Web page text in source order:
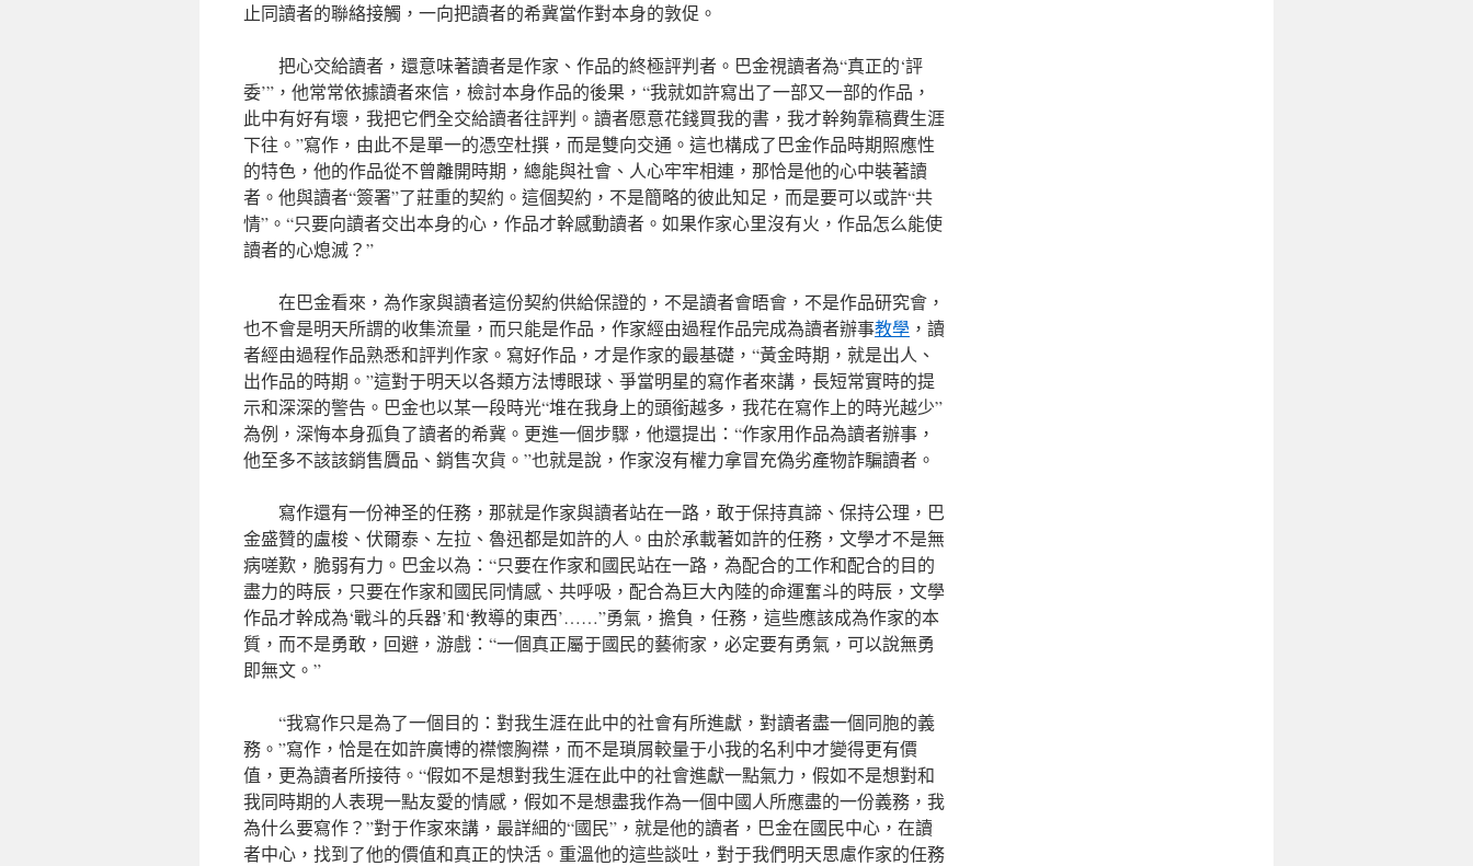
止同讀者的聯絡接觸，一向把讀者的希冀當作對本身的敦促。
把心交給讀者，還意味著讀者是作家、作品的終極評判者。巴金視讀者為“真正的‘評
委’”，他常常依據讀者來信，檢討本身作品的後果，“我就如許寫出了一部又一部的作品，
此中有好有壞，我把它們全交給讀者往評判。讀者愿意花錢買我的書，我才幹夠靠稿費生涯
下往。”寫作，由此不是單一的憑空杜撰，而是雙向交通。這也構成了巴金作品時期照應性
的特色，他的作品從不曾離開時期，總能與社會、人心牢牢相連，那恰是他的心中裝著讀
者。他與讀者“簽署”了莊重的契約。這個契約，不是簡略的彼此知足，而是要可以或許“共
情”。“只要向讀者交出本身的心，作品才幹感動讀者。如果作家心里沒有火，作品怎么能使
讀者的心熄滅？”
在巴金看來，為作家與讀者這份契約供給保證的，不是讀者會晤會，不是作品研究會，
也不會是明天所謂的收集流量，而只能是作品，作家經由過程作品完成為讀者辦事教學 ，讀
者經由過程作品熟悉和評判作家。寫好作品，才是作家的最基礎，“黃金時期，就是出人、
出作品的時期。”這對于明天以各類方法博眼球、爭當明星的寫作者來講，長短常實時的提
示和深深的警告。巴金也以某一段時光“堆在我身上的頭銜越多，我花在寫作上的時光越少”
為例，深悔本身孤負了讀者的希冀。更進一個步驟，他還提出：“作家用作品為讀者辦事，
他至多不該該銷售贗品、銷售次貨。”也就是說，作家沒有權力拿冒充偽劣產物詐騙讀者。
寫作還有一份神圣的任務，那就是作家與讀者站在一路，敢于保持真諦、保持公理，巴
金盛贊的盧梭、伏爾泰、左拉、魯迅都是如許的人。由於承載著如許的任務，文學才不是無
病嗟歎，脆弱有力。巴金以為：“只要在作家和國民站在一路，為配合的工作和配合的目的
盡力的時辰，只要在作家和國民同情感、共呼吸，配合為巨大內陸的命運奮斗的時辰，文學
作品才幹成為‘戰斗的兵器’和‘教導的東西’……”勇氣，擔負，任務，這些應該成為作家的本
質，而不是勇敢，回避，游戲：“一個真正屬于國民的藝術家，必定要有勇氣，可以說無勇
即無文。”
“我寫作只是為了一個目的：對我生涯在此中的社會有所進獻，對讀者盡一個同胞的義
務。”寫作，恰是在如許廣博的襟懷胸襟，而不是瑣屑較量于小我的名利中才變得更有價
值，更為讀者所接待。“假如不是想對我生涯在此中的社會進獻一點氣力，假如不是想對和
我同時期的人表現一點友愛的情感，假如不是想盡我作為一個中國人所應盡的一份義務，我
為什么要寫作？”對于作家來講，最詳細的“國民”，就是他的讀者，巴金在國民中心，在讀
者中心，找到了他的價值和真正的快活。重溫他的這些談吐，對于我們明天思慮作家的任務